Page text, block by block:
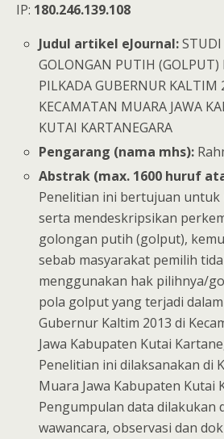
IP: 180.246.139.108
Judul artikel eJournal:
GOLONGAN PUTIH (GOLPUT)
PILKADA GUBERNUR KALTIM
KECAMATAN MUARA JAWA
KUTAI KARTANEGARA
Pengarang (nama mhs):
Abstrak (max. 1600 huruf
Penelitian ini bertujuan untuk
serta mendeskripsikan
golongan putih (golput),
sebab masyarakat pemilih
menggunakan hak pilihnya/
pola golput yang terjadi
Gubernur Kaltim 2013 di
Jawa Kabupaten Kutai
Penelitian ini dilaksanakan di
Muara Jawa Kabupaten Kutai
Pengumpulan data dilakukan
wawancara, observasi dan